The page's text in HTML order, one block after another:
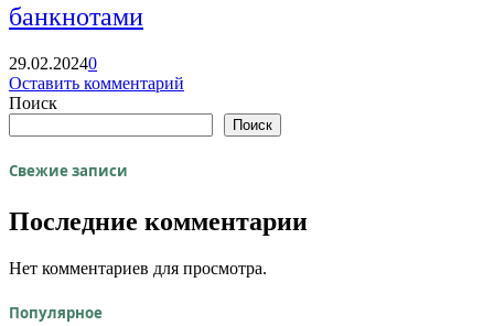
банкнотами
29.02.20240
Оставить комментарий
Поиск
Поиск
Свежие записи
Последние комментарии
Нет комментариев для просмотра.
Популярное